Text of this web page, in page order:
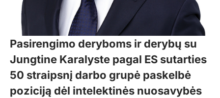
Pasirengimo deryboms ir derybų su
Jungtine Karalyste pagal ES sutarties
50 straipsnį darbo grupė paskelbė
poziciją dėl intelektinės nuosavybės